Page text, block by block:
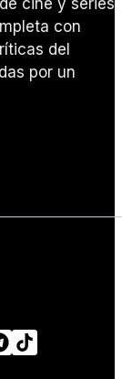
con
del
por un